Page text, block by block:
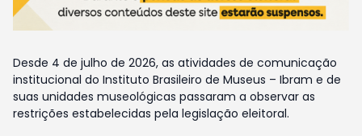
Desde 4 de julho de 2026, as atividades de comunicação
institucional do Instituto Brasileiro de Museus – Ibram e de
suas unidades museológicas passaram a observar as
restrições estabelecidas pela legislação eleitoral.